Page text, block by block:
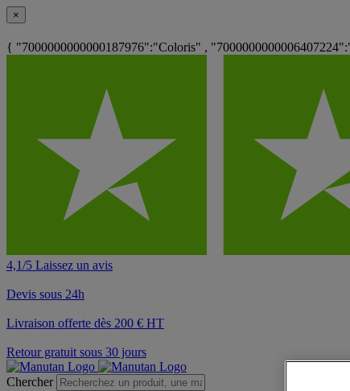
×
{ "7000000000000187976":"Coloris" ,
4,1/5 Laissez un avis
Devis sous 24h
Livraison offerte dès 200 € HT
Retour gratuit sous 30 jours
Chercher